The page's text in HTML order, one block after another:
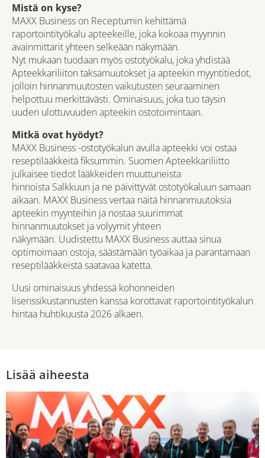
Mistä on kyse?
MAXX Business on Receptumin kehittämä
raportointityökalu apteekeille, joka kokoaa myynnin
avainmittarit yhteen selkeään näkymään.
Nyt mukaan tuodaan myös ostotyökalu, joka yhdistää
Apteekkariliiton taksamuutokset ja apteekin myyntitiedot,
jolloin hinnanmuutosten vaikutusten seuraaminen
helpottuu merkittävästi. Ominaisuus, joka tuo täysin
uuden ulottuvuuden apteekin ostotoimintaan.
Mitkä ovat hyödyt?
MAXX Business -ostotyökalun avulla apteekki voi ostaa
reseptilääkkeitä fiksummin. Suomen Apteekkariliitto
julkaisee tiedot lääkkeiden muuttuneista
hinnoista Salkkuun ja ne päivittyvät ostotyökaluun samaan
aikaan. MAXX Business vertaa näitä hinnanmuutoksia
apteekin myynteihin ja nostaa suurimmat
hinnanmuutokset ja volyymit yhteen
näkymään. Uudistettu MAXX Business auttaa sinua
optimoimaan ostoja, säästämään työaikaa ja parantamaan
reseptilääkkeistä saatavaa katetta.
Uusi ominaisuus yhdessä kohonneiden
lisenssikustannusten kanssa korottavat raportointityökalun
hintaa huhtikuusta 2026 alkaen.
Lisää aiheesta